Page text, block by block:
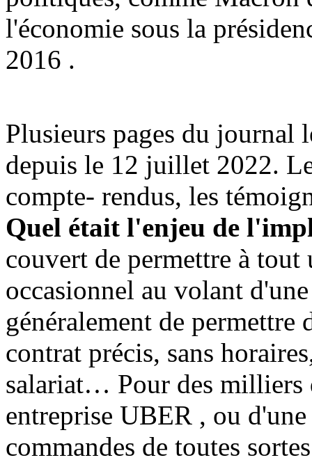
l'économie sous la
2016 .
Plusieurs pages du journal
depuis le 12 juillet 2022.
compte- rendus, les
Quel était l'enjeu de
couvert de permettre à
occasionnel au volant
généralement de permettre
contrat précis, sans
salariat… Pour des milliers
entreprise UBER , ou
commandes de toutes